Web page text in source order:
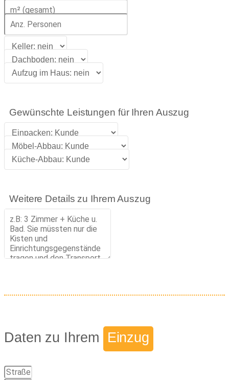
Gewünschte Leistungen für Ihren Auszug
Weitere Details zu Ihrem Auszug
Daten zu Ihrem Einzug